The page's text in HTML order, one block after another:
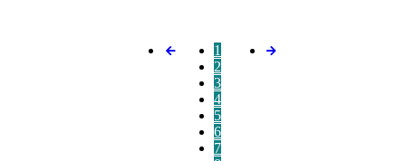
1
2
3
4
5
6
7